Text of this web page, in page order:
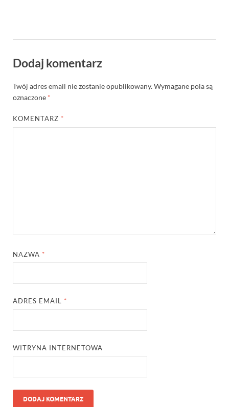
Dodaj komentarz
Twój adres email nie zostanie opublikowany.Wymagane pola są
oznaczone *
KOMENTARZ *
NAZWA *
ADRES EMAIL *
WITRYNA INTERNETOWA